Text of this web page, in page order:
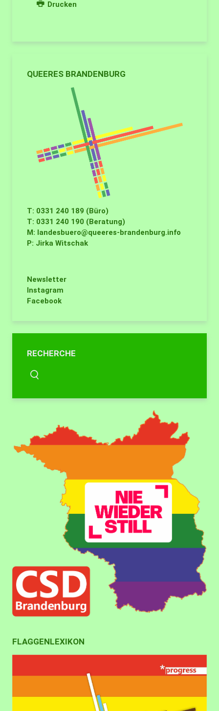
Drucken
QUEERES BRANDENBURG
T: 0331 240 189 (Büro)
T: 0331 240 190 (Beratung)
M: landesbuero@queeres-brandenburg.info
P: Jirka Witschak
Newsletter
Instagram
Facebook
RECHERCHE
FLAGGENLEXIKON